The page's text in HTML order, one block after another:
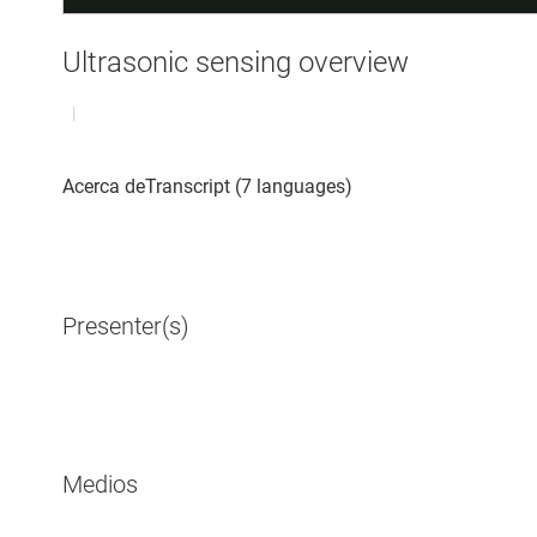
Ultrasonic sensing overview
|
Presenter(s)
Medios